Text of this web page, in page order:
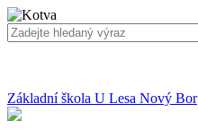
Základní škola U Lesa Nový Bor